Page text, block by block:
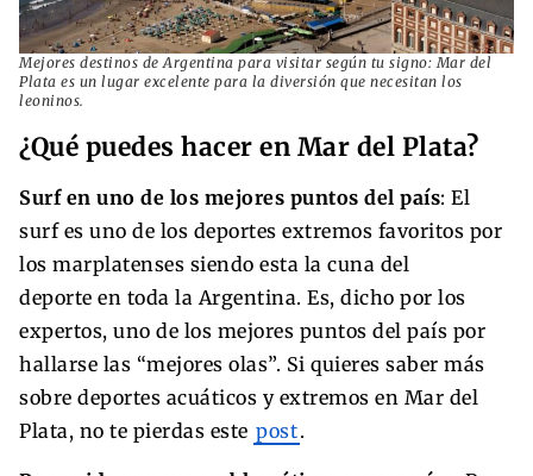
Mejores destinos de Argentina para visitar según tu signo: Mar del
Plata es un lugar excelente para la diversión que necesitan los
leoninos.
¿Qué puedes hacer en Mar del Plata?
Surf en uno de los mejores puntos del país: El
surf es uno de los deportes extremos favoritos por
los marplatenses siendo esta la cuna del
deporte en toda la Argentina. Es, dicho por los
expertos, uno de los mejores puntos del país por
hallarse las “mejores olas”. Si quieres saber más
sobre deportes acuáticos y extremos en Mar del
Plata, no te pierdas este post.